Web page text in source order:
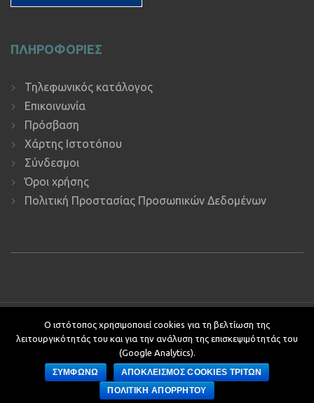
ΠΛΗΡΟΦΟΡΙΕΣ
Τηλεφωνικός κατάλογος
Επικοινωνία
Πρόσβαση
Χάρτης Ιστοτόπου
Σύνδεσμοι
Όροι χρήσης
Πολιτική Προστασίας Προσωπικών Δεδομένων
Copyright © 2019 ΕΚΔΔΑ.Υποστήριξη ιστοτόπου: Τμήμα
Εφαρμογών Πληροφορικής.
Κείμενα - Επιμέλεια: Αυτοτελές Τμήμα Επικοινωνίας, Διεθνών και
Δημοσίων Σχέσεων
Development by
Ο ιστότοπος χρησιμοποιεί cookies για τη βελτίωση της
λειτουργικότητάς του και για την ανάλυση της επισκεψιμότητάς του
(Google Analytics).
ΣΥΜΦΩΝΩ
ΑΠΟΚΛΕΙΣΜΟΣ COOKIES ΤΡΙΤΩΝ
ΠΟΛΙΤΙΚΗ ΑΠΟΡΡΗΤΟΥ